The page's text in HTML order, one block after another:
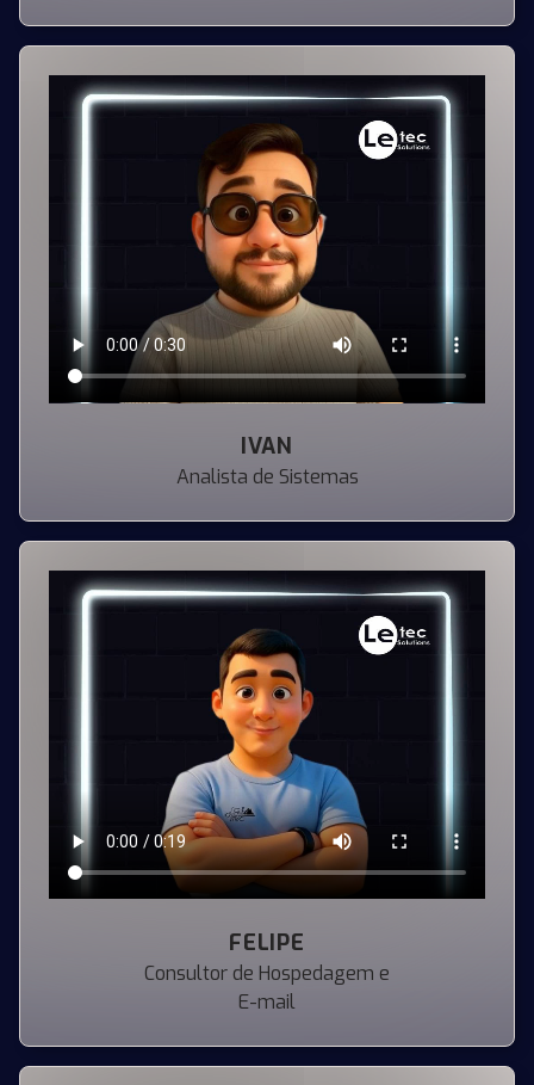
IVAN
Analista de Sistemas
FELIPE
Consultor de Hospedagem e
E-mail